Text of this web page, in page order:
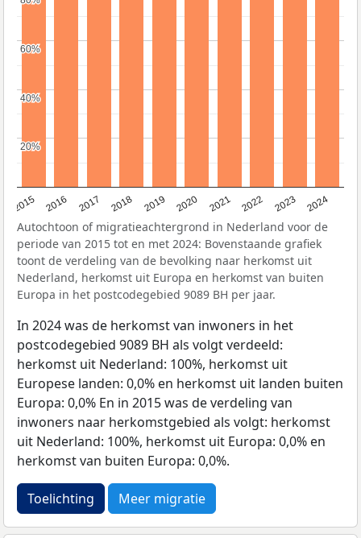
2015 2016 2017 2018 2019 2020 2021 2022 2023 2024
20%
20%
40%
40%
60%
60%
Autochtoon of migratieachtergrond in Nederland voor de
periode van 2015 tot en met 2024: Bovenstaande grafiek
toont de verdeling van de bevolking naar herkomst uit
Nederland, herkomst uit Europa en herkomst van buiten
Europa in het postcodegebied 9089 BH per jaar.
In 2024 was de herkomst van inwoners in het
postcodegebied 9089 BH als volgt verdeeld:
herkomst uit Nederland: 100%, herkomst uit
Europese landen: 0,0% en herkomst uit landen buiten
Europa: 0,0% En in 2015 was de verdeling van
inwoners naar herkomstgebied als volgt: herkomst
uit Nederland: 100%, herkomst uit Europa: 0,0% en
herkomst van buiten Europa: 0,0%.
Toelichting Meer migratie